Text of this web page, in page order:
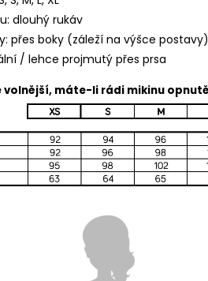
dlouhý rukáv
přes boky (záleží na výšce postavy)
/ lehce projmutý přes prsa
volnější, máte-li rádi mikinu